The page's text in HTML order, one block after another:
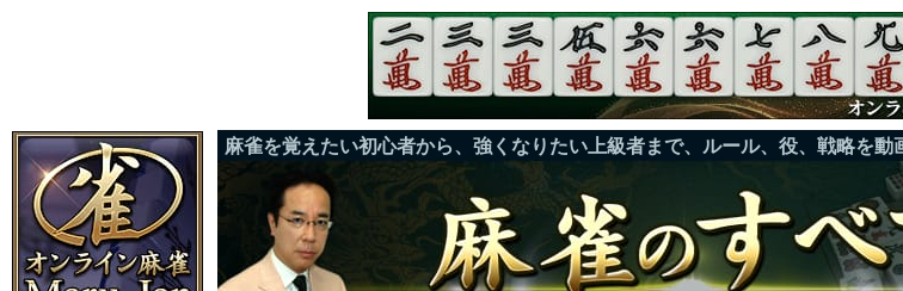
麻雀を覚えたい初心者から、強くなりたい上級者まで、ルール、役、戦略を動